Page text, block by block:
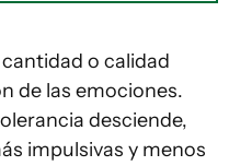
o calidad
de las emociones.
desciende,
impulsivas y menos